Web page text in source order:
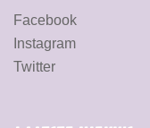
Facebook
Instagram
Twitter